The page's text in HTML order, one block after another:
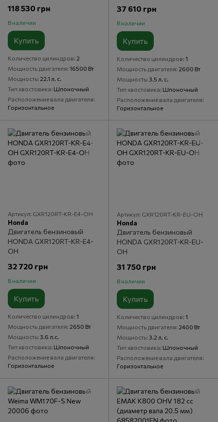
118 530 грн
В наличии
Купить
Количество цилиндров 2
Мощность двигателя 16500 Вт
Мощность 22.1 л. с.
Тип хвостовика Шпоночный
Расположение вала двигателя
Горизонтальное
37 610 грн
В наличии
Купить
Количество цилиндров 1
Мощность двигателя 2600 Вт
Мощность 3.5 л. с.
Тип хвостовика Шпоночный
Расположение вала двигателя
Горизонтальное
Артикул: GXR120RT-KR-E4-OH
Honda
Двигатель бензиновый
HONDA GXR120RT-KR-E4-
OH
32 720 грн
В наличии
Купить
Количество цилиндров 1
Мощность двигателя 2650 Вт
Мощность 3.6 л.с.
Тип хвостовика Шпоночный
Расположение вала двигателя
Горизонтальное
Артикул: GXR120RT-KR-EU-OH
Honda
Двигатель бензиновый
HONDA GXR120RT-KR-EU-
OH
31 750 грн
В наличии
Купить
Количество цилиндров 1
Мощность двигателя 2400 Вт
Мощность 3.2 л. с.
Тип хвостовика Шпоночный
Расположение вала двигателя
Горизонтальное